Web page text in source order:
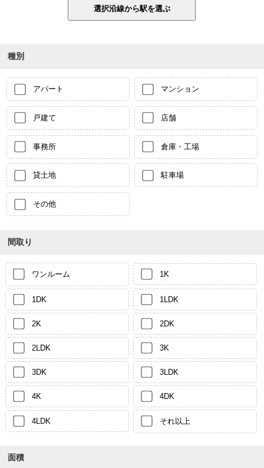
種別
アパート マンション
戸建て 店舗
事務所 倉庫・工場
貸土地 駐車場
その他
間取り
ワンルーム 1K
1DK 1LDK
2K 2DK
2LDK 3K
3DK 3LDK
4K 4DK
4LDK それ以上
面積